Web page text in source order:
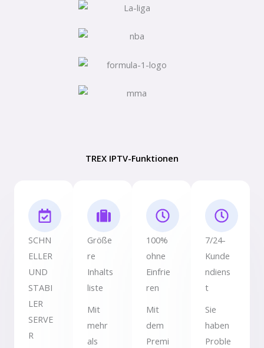
TREX IPTV-Funktionen
SCHN
ELLER
UND
STABI
LER
SERVE
R
Größe
re
Inhalts
liste
Mit
mehr
als
100%
ohne
Einfrie
ren
Mit
dem
Premi
7/24-
Kunde
ndiens
t
Sie
haben
Proble